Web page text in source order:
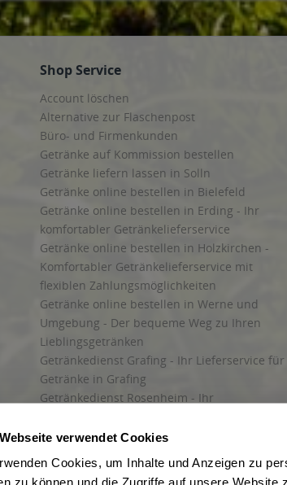
verwendet Cookies
Cookies, um Inhalte und Anzeigen zu
zu können und die Zugriffe auf unsere Website
Shop Service
Account löschen
Alternative zur Flaschenpost
Büro- und Firmenkunden
Getränke auf Kommission bestellen
Getränke liefern lassen in Solln
Getränke online bestellen in Bielefeld
Getränke online bestellen in Erding - Ihr
komfortabler Getränkelieferservice
Getränke online bestellen in Holzkirchen -
Komfortabler Getränkelieferservice mit
flexiblen Zahlungsmöglichkeiten
Getränke online bestellen in Werne und
Umgebung - Der bequeme Weg zu Ihren
Lieblingsgetränken
Getränkedienst Grafing - Ihr Lieferservice für
Getränke in Grafing
Getränkedienst Rosenheim - Ihr
und Umgebung
Liefergebiet